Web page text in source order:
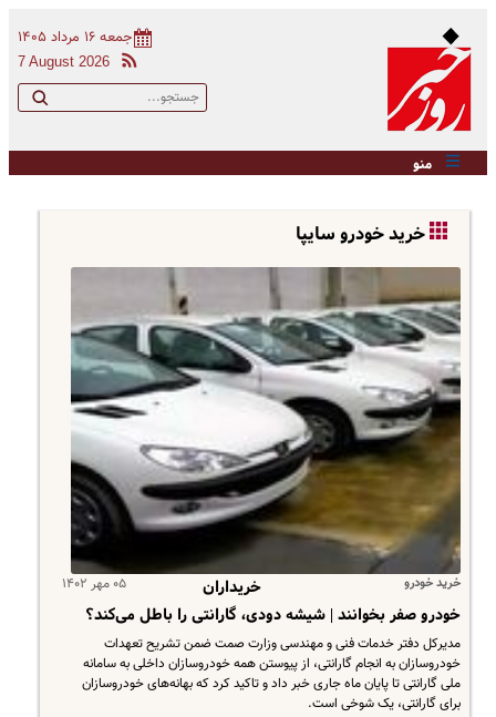
جمعه ۱۶ مرداد ۱۴۰۵
7 August 2026
منو
خرید خودرو سایپا
خرید خودرو ۰۵ مهر ۱۴۰۲
خریداران
خودرو صفر بخوانند | شیشه دودی، گارانتی را باطل می‌کند؟
مدیرکل دفتر خدمات فنی و مهندسی وزارت صمت ضمن تشریح تعهدات
خودروسازان به انجام گارانتی، از پیوستن همه‌ خودروسازان داخلی به سامانه
ملی گارانتی تا پایان ماه جاری خبر داد و تاکید کرد که بهانه‌های خودروسازان
برای گارانتی، یک شوخی است.